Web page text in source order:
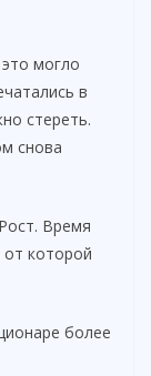
могло
в
стереть.
снова
Время
которой
более